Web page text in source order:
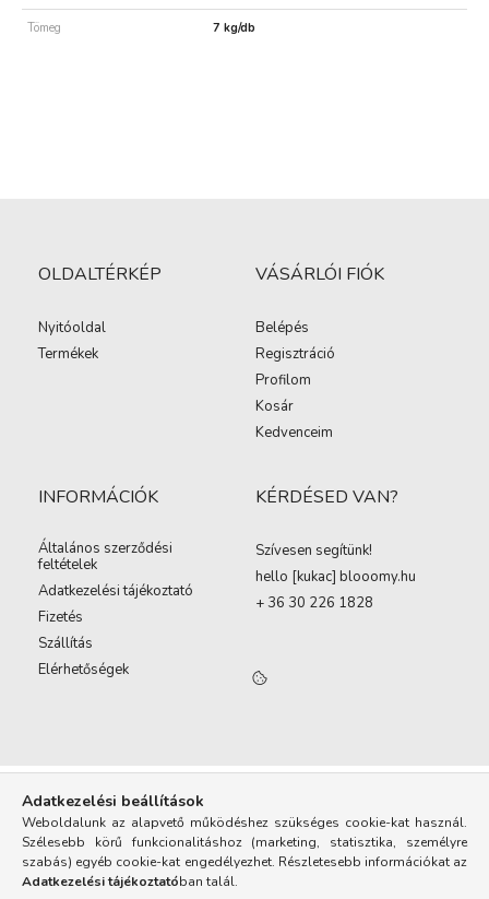
Tömeg 7 kg/db
OLDALTÉRKÉP
Nyitóoldal
Termékek
VÁSÁRLÓI FIÓK
Belépés
Regisztráció
Profilom
Kosár
Kedvenceim
INFORMÁCIÓK
Általános szerződési
feltételek
Adatkezelési tájékoztató
Fizetés
Szállítás
Elérhetőségek
KÉRDÉSED VAN?
Szívesen segítünk!
hello [kukac] blooomy.hu
+ 36 30 226 1828
Adatkezelési beállítások
Weboldalunk az alapvető működéshez szükséges cookie-kat használ.
Szélesebb körű funkcionalitáshoz (marketing, statisztika, személyre
szabás) egyéb cookie-kat engedélyezhet. Részletesebb információkat az
Adatkezelési tájékoztatóban talál.